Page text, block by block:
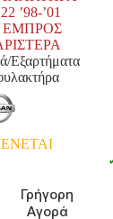
’98-’01
ΕΜΠΡΟΣ
Εξαρτήματα
Γρήγορη
Αγορά